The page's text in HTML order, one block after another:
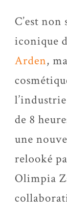
C’est
iconique
Arden,
de 8
une
relooké
Olimpia